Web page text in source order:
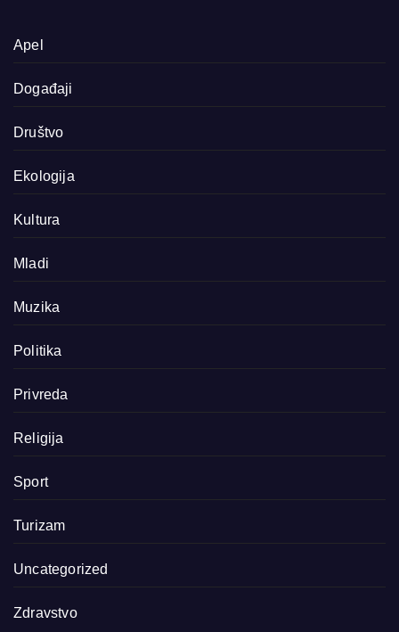
Apel
Događaji
Društvo
Ekologija
Kultura
Mladi
Muzika
Politika
Privreda
Religija
Sport
Turizam
Uncategorized
Zdravstvo